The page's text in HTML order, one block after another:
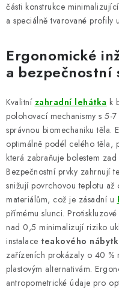
Kontakty Moje objednávka
Reklamace
Formulář
Nákup na splátky ESSOX
části konstrukce
a speciálně tvarované profily
Ergonomické
a bezpečnostní
Kvalitní zahradní lehátka k
polohovací mechanismy s 5-
správnou biomechaniku těla.
optimálně podél celého těla,
která zabraňuje bolestem
Bezpečnostní prvky zahrnují
snižují povrchovou teplotu až
materiálům, což je zásadní u
přímému slunci.
nad 0,5 minimalizují riziko
instalace teakového
zařízeních prokázaly o 40 %
plastovým alternativám.
antropometrické údaje pro